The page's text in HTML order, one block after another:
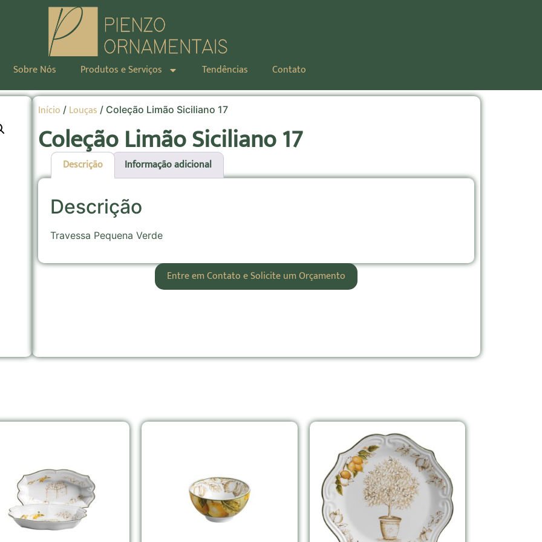
Sobre Nós Produtos e Serviços Tendências Contato
Início / Louças / Coleção Limão Siciliano 17
Coleção Limão Siciliano 17
Descrição Informação adicional
Descrição
Travessa Pequena Verde
Entre em Contato e Solicite um Orçamento